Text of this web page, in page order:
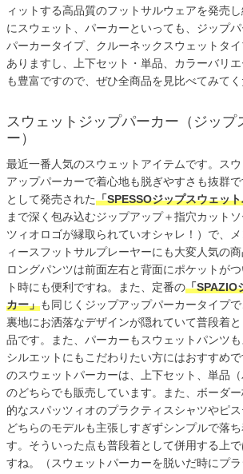
ィットする高品質のフットサルウェアを発売
にスウェット、パーカーといっても、ジップ
パーカータイプ、クルーネックスウェットタ
ありますし、上下セット・単品、カラーバリ
も豊富ですので、ぜひ全商品を見比べてみてく
スウェットジップパーカー（ジップ
ー）
最近一番人気のスウェットアイテムです。ス
アップパーカーで着心地も脱ぎやすさも抜群
として発売された「SPESSOジップスウェッ
まで深く包み込むジップアップ＋指穴カット
ツィオロゴが縁取られていオシャレ！）で、
ィースフットサルプレーヤーにも大変人気の
ロングパンツは前面左右と背面にポケットが
ト時にも便利ですね。また、定番の「SPAZIO
カー」も同じくジップアップパーカータイプ
裏地にお洒落なデザインが隠れていて普段着
品です。また、パーカーもスウェットパンツ
シルエットにもこだわりたい方にはおすすめ
のスウェットパーカーは、上下セット、単品（
のどちらでも販売しています。また、ボーダ
的なスパッツィオのプラクティスシャツやピス
どちらのモデルも主張しすぎずシンプルで落
す。そういった点も普段着として併用する上
すね。（スウェットパーカーを脱いだ時にプ